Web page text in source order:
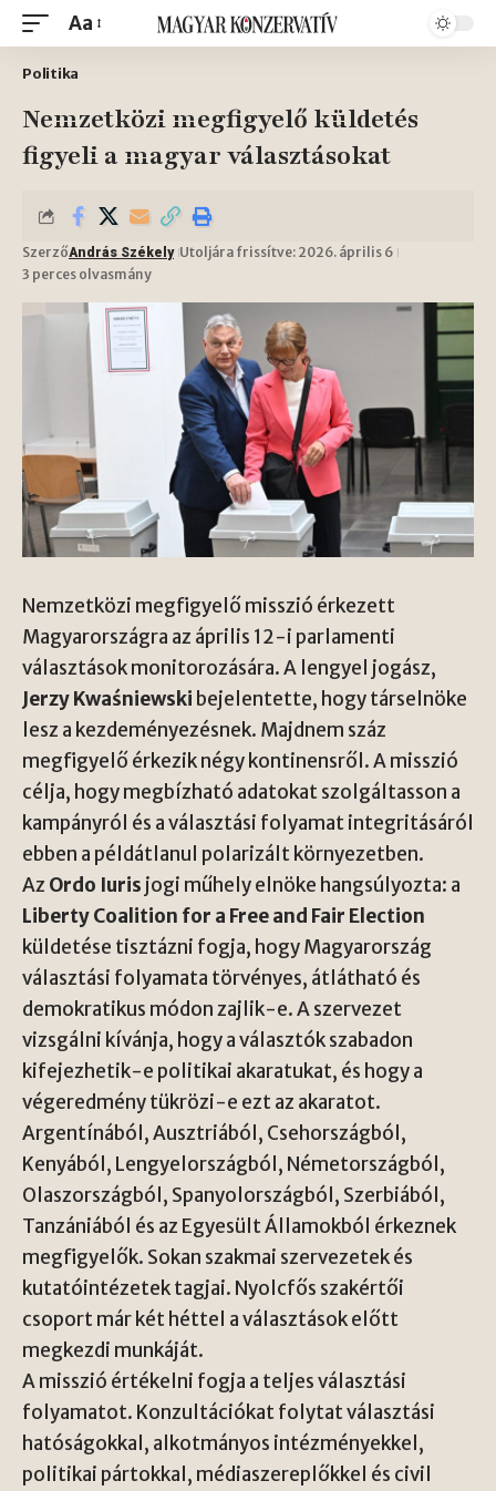
Aa
Politika
Nemzetközi megfigyelő küldetés
figyeli a magyar választásokat
SzerzőAndrás Székely Utoljára frissítve: 2026. április 6
3 perces olvasmány
Nemzetközi megfigyelő misszió érkezett
Magyarországra az április 12-i parlamenti
választások monitorozására. A lengyel jogász,
Jerzy Kwaśniewski bejelentette, hogy társelnöke
lesz a kezdeményezésnek. Majdnem száz
megfigyelő érkezik négy kontinensről. A misszió
célja, hogy megbízható adatokat szolgáltasson a
kampányról és a választási folyamat integritásáról
ebben a példátlanul polarizált környezetben.
Az Ordo Iuris jogi műhely elnöke hangsúlyozta: a
Liberty Coalition for a Free and Fair Election
küldetése tisztázni fogja, hogy Magyarország
választási folyamata törvényes, átlátható és
demokratikus módon zajlik-e. A szervezet
vizsgálni kívánja, hogy a választók szabadon
kifejezhetik-e politikai akaratukat, és hogy a
végeredmény tükrözi-e ezt az akaratot.
Argentínából, Ausztriából, Csehországból,
Kenyából, Lengyelországból, Németországból,
Olaszországból, Spanyolországból, Szerbiából,
Tanzániából és az Egyesült Államokból érkeznek
megfigyelők. Sokan szakmai szervezetek és
kutatóintézetek tagjai. Nyolcfős szakértői
csoport már két héttel a választások előtt
megkezdi munkáját.
A misszió értékelni fogja a teljes választási
folyamatot. Konzultációkat folytat választási
hatóságokkal, alkotmányos intézményekkel,
politikai pártokkal, médiaszereplőkkel és civil